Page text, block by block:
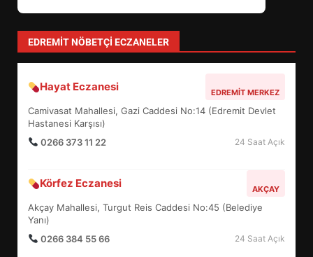
EDREMIT NÖBETÇI ECZANELER
Hayat Eczanesi EDREMIT MERKEZ
Camivasat Mahallesi, Gazi Caddesi No:14 (Edremit Devlet
Hastanesi Karşısı)
0266 373 11 22
24 Saat Açık
Körfez Eczanesi AKÇAY
Akçay Mahallesi, Turgut Reis Caddesi No:45 (Belediye
Yanı)
0266 384 55 66
24 Saat Açık
4
5
BALIKESİR MÜZELERİNDE SÜRE
UZATILDI: NE DEĞİŞTİ?
6
TURNUVASI KAYITLARI NEYİ